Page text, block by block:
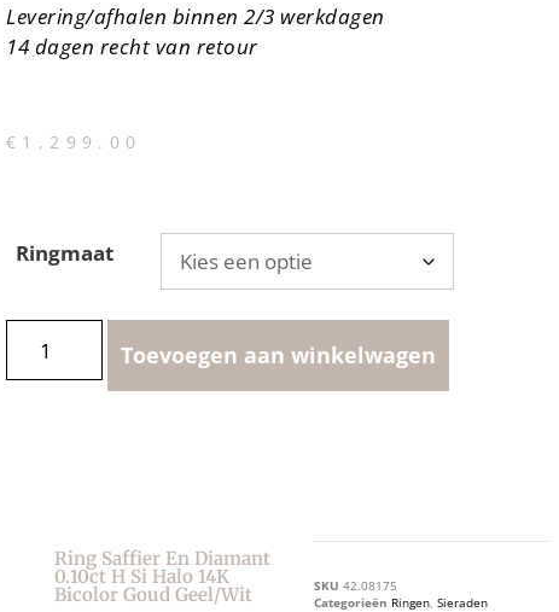
Levering/afhalen binnen 2/3 werkdagen
14 dagen recht van retour
€ 1,299.00
Ringmaat
Toevoegen aan winkelwagen
Ring Saffier En Diamant
0.10ct H Si Halo 14K
Bicolor Goud Geel/wit SKU 42.08175
Categorieën Ringen, Sieraden